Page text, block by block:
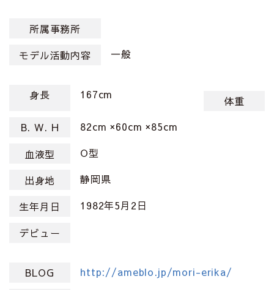
所属事務所
モデル活動内容
一般
身長 167cm
体重
B. W. H
82cm ×60cm ×85cm
血液型 O型
出身地 静岡県
生年月日 1982年5月2日
デビュー
BLOG http://ameblo.jp/mori-erika/